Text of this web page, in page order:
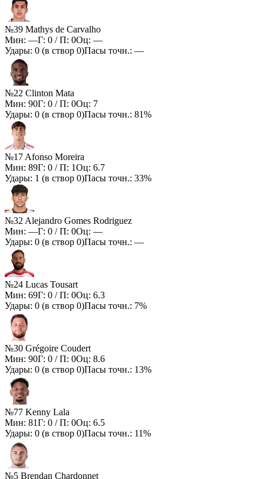
№39 Mathys de Carvalho
Мин: —Г: 0 / П: 0Оц: —
Удары: 0 (в створ 0)Пасы точн.: —
№22 Clinton Mata
Мин: 90Г: 0 / П: 0Оц: 7
Удары: 0 (в створ 0)Пасы точн.: 81%
№17 Afonso Moreira
Мин: 89Г: 0 / П: 1Оц: 6.7
Удары: 1 (в створ 0)Пасы точн.: 33%
№32 Alejandro Gomes Rodriguez
Мин: —Г: 0 / П: 0Оц: —
Удары: 0 (в створ 0)Пасы точн.: —
№24 Lucas Tousart
Мин: 69Г: 0 / П: 0Оц: 6.3
Удары: 0 (в створ 0)Пасы точн.: 7%
№30 Grégoire Coudert
Мин: 90Г: 0 / П: 0Оц: 8.6
Удары: 0 (в створ 0)Пасы точн.: 13%
№77 Kenny Lala
Мин: 81Г: 0 / П: 0Оц: 6.5
Удары: 0 (в створ 0)Пасы точн.: 11%
№5 Brendan Chardonnet